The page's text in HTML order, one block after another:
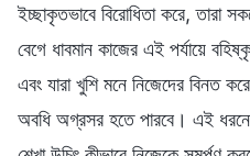
ইচ্ছাকৃতভাবে বিরোধিতা করে, তারা
বেগে ধাবমান কাজের এই পর্যায়ে
এবং যারা খুশি মনে নিজেদের বিনত
অবধি অগ্রসর হতে পারবে। এই